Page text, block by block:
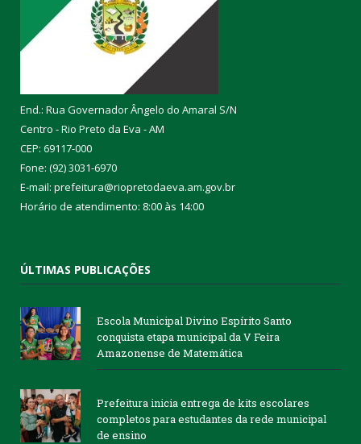
End.: Rua Governador Ângelo do Amaral S/N
Centro - Rio Preto da Eva - AM
CEP: 69117-000
Fone: (92) 3031-6970
E-mail: prefeitura@riopretodaeva.am.gov.br
Horário de atendimento: 8:00 às 14:00
ÚLTIMAS PUBLICAÇÕES
Escola Municipal Divino Espírito Santo
conquista etapa municipal da V Feira
Amazonense de Matemática
Prefeitura inicia entrega de kits escolares
completos para estudantes da rede municipal
de ensino